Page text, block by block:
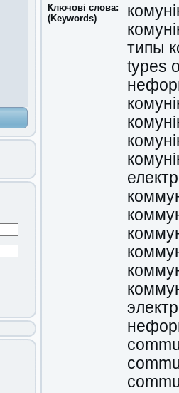
Ключові слова:
(Keywords)
типы
types